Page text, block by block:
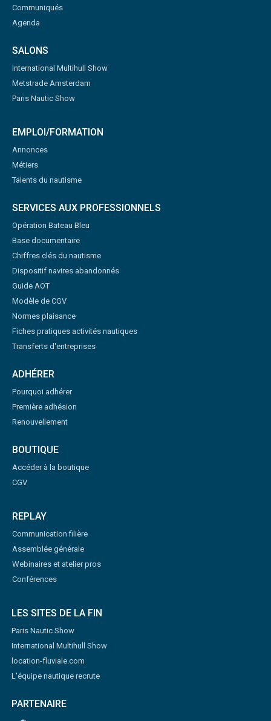
Communiqués
Agenda
SALONS
International Multihull Show
Metstrade Amsterdam
Paris Nautic Show
EMPLOI/FORMATION
Annonces
Métiers
Talents du nautisme
SERVICES AUX PROFESSIONNELS
Opération Bateau Bleu
Base documentaire
Chiffres clés du nautisme
Dispositif navires abandonnés
Guide AOT
Modèle de CGV
Normes plaisance
Fiches pratiques activités nautiques
Transferts d'entreprises
ADHÉRER
Pourquoi adhérer
Première adhésion
Renouvellement
BOUTIQUE
Accéder à la boutique
CGV
REPLAY
Communication filière
Assemblée générale
Webinaires et atelier pros
Conférences
LES SITES DE LA FIN
Paris Nautic Show
International Multihull Show
location-fluviale.com
L'équipe nautique recrute
PARTENAIRE